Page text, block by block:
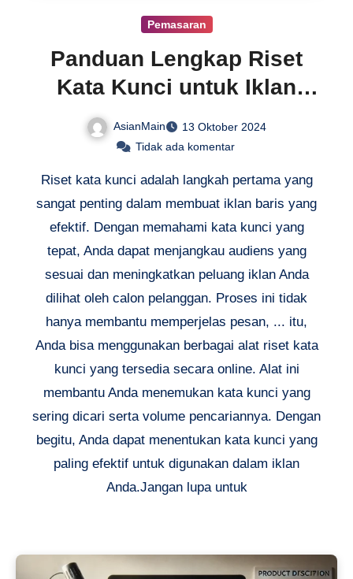
Pemasaran
Panduan Lengkap Riset
Kata Kunci untuk Iklan
Baris
AsianMain
13 Oktober 2024
Tidak ada komentar
Riset kata kunci adalah langkah pertama yang
sangat penting dalam membuat iklan baris yang
efektif. Dengan memahami kata kunci yang
tepat, Anda dapat menjangkau audiens yang
sesuai dan meningkatkan peluang iklan Anda
dilihat oleh calon pelanggan. Proses ini tidak
hanya membantu memperjelas pesan, ... itu,
Anda bisa menggunakan berbagai alat riset kata
kunci yang tersedia secara online. Alat ini
membantu Anda menemukan kata kunci yang
sering dicari serta volume pencariannya. Dengan
begitu, Anda dapat menentukan kata kunci yang
paling efektif untuk digunakan dalam iklan
Anda.Jangan lupa untuk